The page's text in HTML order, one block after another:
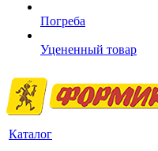
Погреба
Уцененный товар
Каталог